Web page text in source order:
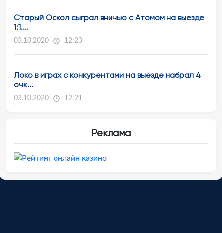
Старый Оскол сыграл вничью с Атомом на выезде
1:1....
03.10.2020 12:23
Локо в играх с конкурентами на выезде набрал 4
очк...
03.10.2020 12:21
Реклама